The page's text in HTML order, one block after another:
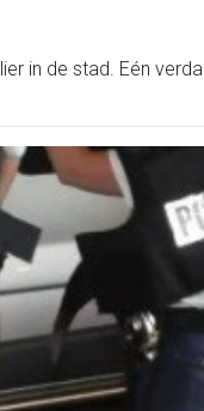
in de stad. Eén